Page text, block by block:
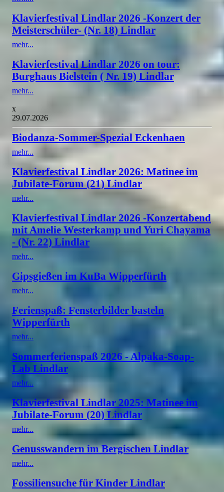
Klavierfestival Lindlar 2026 -Konzert der
Meisterschüler- (Nr. 18) Lindlar
mehr...
Klavierfestival Lindlar 2026 on tour:
Burghaus Bielstein ( Nr. 19) Lindlar
mehr...
x
29.07.2026
Biodanza-Sommer-Spezial Eckenhaen
mehr...
Klavierfestival Lindlar 2026: Matinee im
Jubilate-Forum (21) Lindlar
mehr...
Klavierfestival Lindlar 2026 -Konzertabend
mit Amelie Westerkamp und Yuri Chayama
- (Nr. 22) Lindlar
mehr...
Gipsgießen im KuBa Wipperfürth
mehr...
Ferienspaß: Fensterbilder basteln
Wipperfürth
mehr...
Sommerferienspaß 2026 - Alpaka-Soap-
Lab Lindlar
mehr...
Klavierfestival Lindlar 2025: Matinee im
Jubilate-Forum (20) Lindlar
mehr...
Genusswandern im Bergischen Lindlar
mehr...
Fossiliensuche für Kinder Lindlar